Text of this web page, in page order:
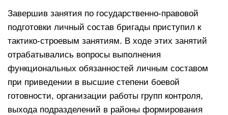
Завершив занятия по государственно-правовой
подготовки личный состав бригады приступил к
тактико-строевым занятиям. В ходе этих занятий
отрабатывались вопросы выполнения
функциональных обязанностей личным составом
при приведении в высшие степени боевой
готовности, организации работы групп контроля,
выхода подразделений в районы формирования